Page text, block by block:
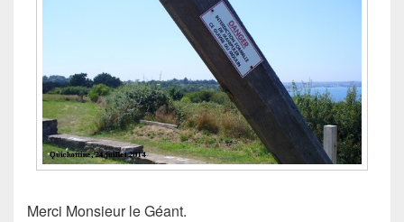
Merci Monsieur le Géant.